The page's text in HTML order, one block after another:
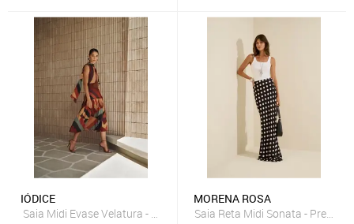
IÓDICE
Saia Midi Evase Velatura - Amarelo
MORENA ROSA
Saia Reta Midi Sonata - Preto